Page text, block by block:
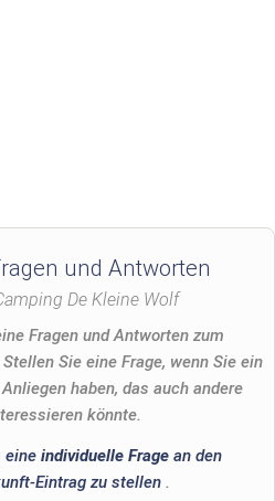
und Antworten
De Kleine Wolf
Fragen und Antworten zum
Sie eine Frage, wenn Sie ein
haben, das auch andere
könnte.
eine individuelle Fragean den
Eintrag zu stellen .